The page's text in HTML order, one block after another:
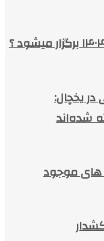
در یخچال:
شده‌اند
های موجود